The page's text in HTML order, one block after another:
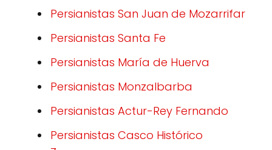
Persianistas San Juan de Mozarrifar
Persianistas Santa Fe
Persianistas María de Huerva
Persianistas Monzalbarba
Persianistas Actur-Rey Fernando
Persianistas Casco Histórico